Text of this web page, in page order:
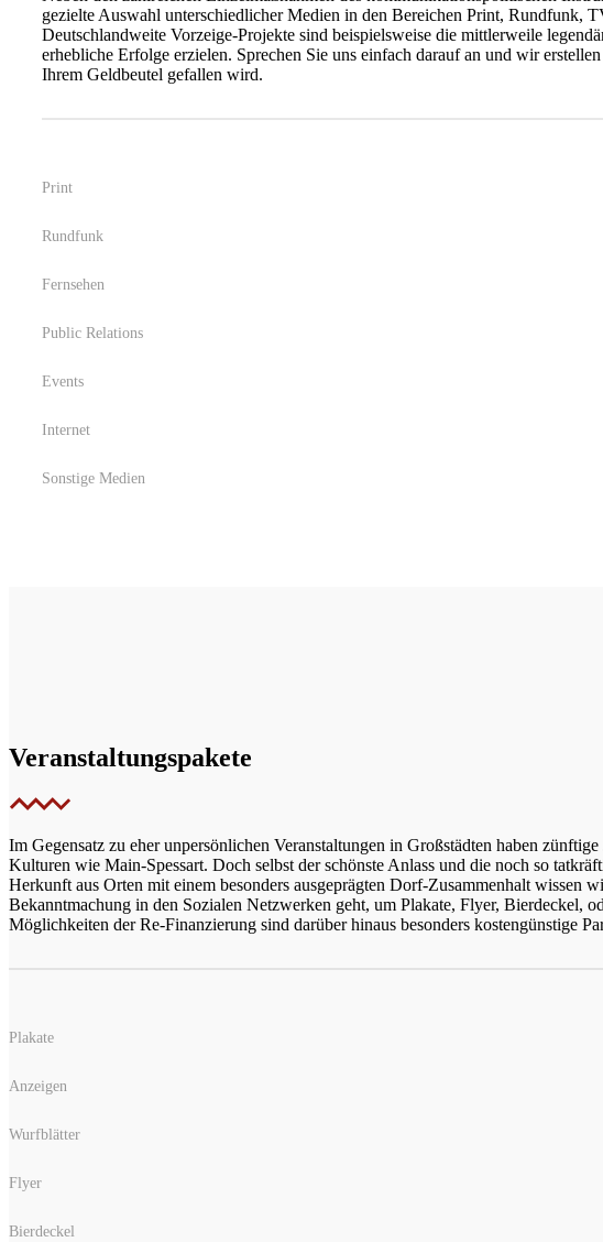
gezielte Auswahl unterschiedlicher Medien in den Bereichen Print, Rundfunk,
Deutschlandweite Vorzeige-Projekte sind beispielsweise die mittlerweile
erhebliche Erfolge erzielen. Sprechen Sie uns einfach darauf an und wir
Ihrem Geldbeutel gefallen wird.
Print
Rundfunk
Fernsehen
Public Relations
Events
Internet
Sonstige Medien
Veranstaltungspakete
Im Gegensatz zu eher unpersönlichen Veranstaltungen in Großstädten haben
Kulturen wie Main-Spessart. Doch selbst der schönste Anlass und die noch so
Herkunft aus Orten mit einem besonders ausgeprägten Dorf-Zusammenhalt wissen
Bekanntmachung in den Sozialen Netzwerken geht, um Plakate, Flyer, Bierdeckel,
Möglichkeiten der Re-Finanzierung sind darüber hinaus besonders kostengünstige
Plakate
Anzeigen
Wurfblätter
Flyer
Bierdeckel